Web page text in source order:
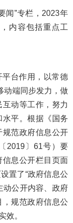
闻”专栏，2023年
内容包括重点工
台作用，以常德
动端同步发力，做
动等工作，努力
平。根据《国务
规范政府信息公开
2019〕61号）要
息公开栏目页面
置了“政府信息公
动公开内容、政府
规范政府信息公
效。